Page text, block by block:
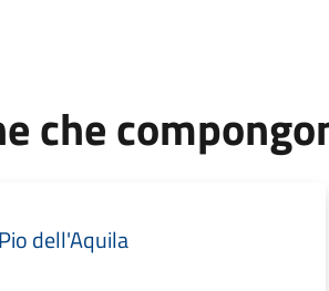
che
dell'Aquila